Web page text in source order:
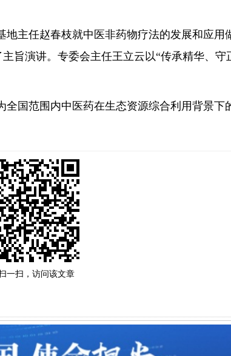
主任赵春枝就中医非药物疗法的发展和应用
旨演讲。专委会主任王立云以“传承精华、
国范围内中医药在生态资源综合利用背景下
一扫，访问该文章